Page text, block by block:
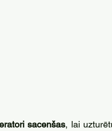
sacenšas, lai